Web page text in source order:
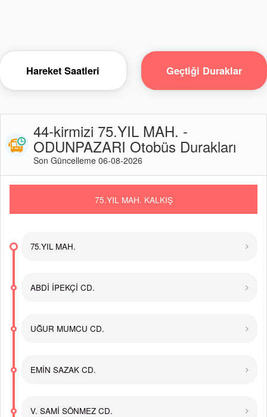
Hareket Saatleri Geçtiği Duraklar
44-kirmizi 75.YIL MAH. -
ODUNPAZARI Otobüs Durakları
Son Güncelleme 06-08-2026
75.YIL MAH. KALKIŞ
75.YIL MAH.
ABDİ İPEKÇİ CD.
UĞUR MUMCU CD.
EMİN SAZAK CD.
V. SAMİ SÖNMEZ CD.